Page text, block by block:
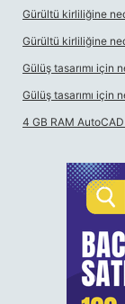
Gürültü kirliliğine
Gürültü kirliliğine
Gülüş tasarımı için
Gülüş tasarımı için
4 GB RAM AutoCAD